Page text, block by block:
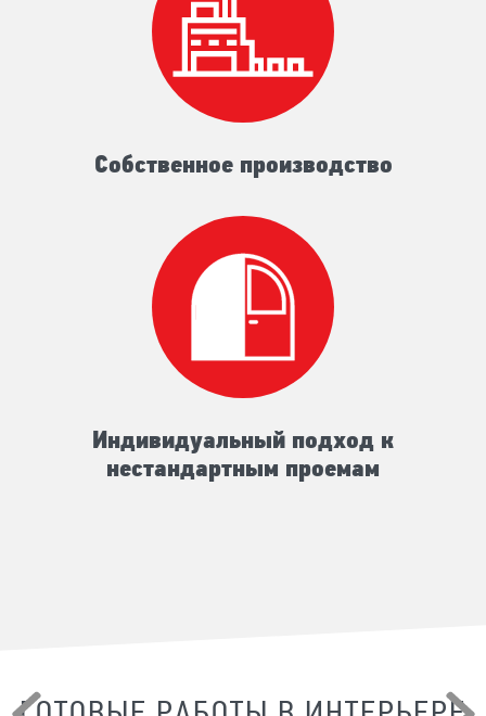
Собственное производство
Индивидуальный подход к
нестандартным проемам